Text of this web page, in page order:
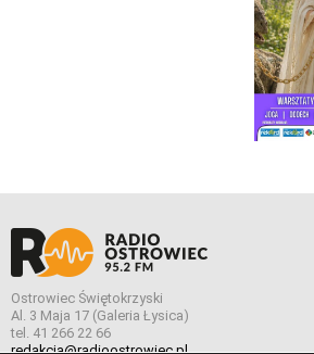
Ostrowiec Świętokrzyski
Al. 3 Maja 17 (Galeria Łysica)
tel. 41 266 22 66
redakcja@radioostrowiec.pl